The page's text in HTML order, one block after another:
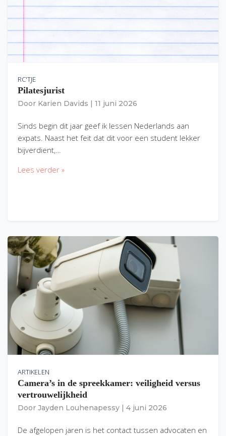
RC'TJE
Pilatesjurist
Door Karien Davids 11 juni 2026
Sinds begin dit jaar geef ik lessen Nederlands aan
expats. Naast het feit dat dit voor een student lekker
bijverdient,…
Lees verder »
ARTIKELEN
Camera’s in de spreekkamer: veiligheid versus
vertrouwelijkheid
Door Jayden Louhenapessy 4 juni 2026
De afgelopen jaren is het contact tussen advocaten en